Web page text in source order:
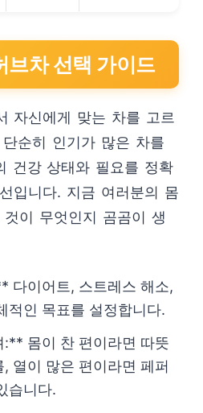
브차 선택 가이드
자신에게 맞는 차를 고르
순히 인기가 많은 차를
건강 상태와 필요를 정확
입니다. 지금 여러분의 몸
이 무엇인지 곰곰이 생
다이어트, 스트레스 해소,
적인 목표를 설정합니다.
몸이 찬 편이라면 따뜻
열이 많은 편이라면 페퍼
습니다.